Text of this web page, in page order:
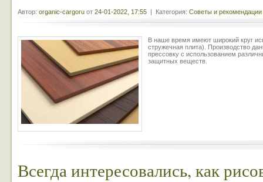
Автор: organic-cargoru от 24-01-2022, 17:55 | Категория: Советы и рекомендации
В наше время имеют широкий круг
стружечная плита). Производство
прессовку с использованием
защитных веществ.
Всегда интересовались, как